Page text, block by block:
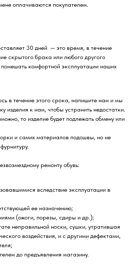
оплачиваются покупателем.
30 дней — это время, в течение
скрытого брака или любого другого
комфортной эксплуатации наших
в течение этого срока, напишите нам и мы
изделия к нам, чтобы устранить недостатки.
то изделие будет подлежать обмену или
и самих материалов подошвы, но не
ремонту обувь:
вследствие эксплуатации в
ее назначению;
(ожоги, порезы, сдиры и др.);
неправильной носки, сушки, утратившая
воздействия, и с другими дефектами,
до предъявления магазину.